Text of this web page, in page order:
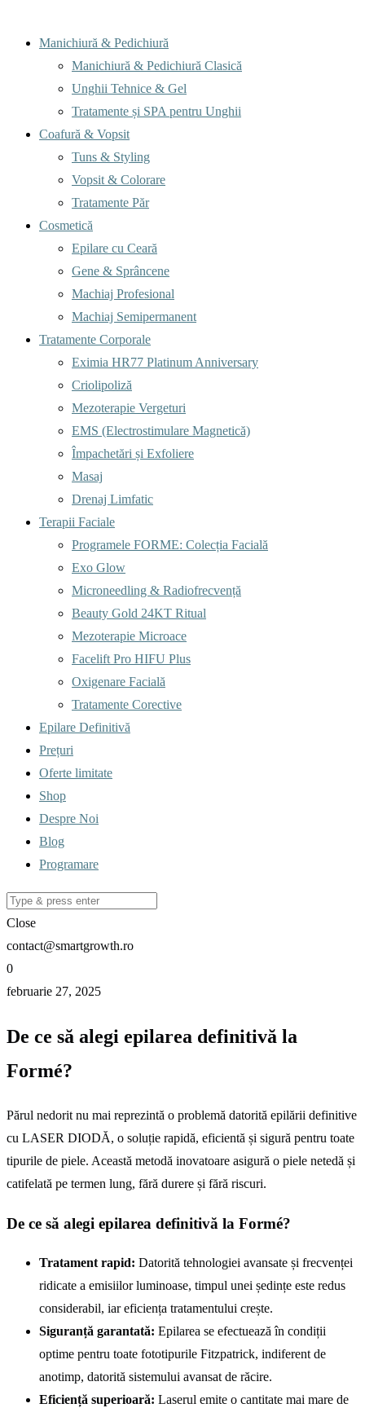
Menu
Manichiură & Pedichiură
Manichiură & Pedichiură Clasică
Unghii Tehnice & Gel
Tratamente și SPA pentru Unghii
Coafură & Vopsit
Tuns & Styling
Vopsit & Colorare
Tratamente Păr
Cosmetică
Epilare cu Ceară
Gene & Sprâncene
Machiaj Profesional
Machiaj Semipermanent
Tratamente Corporale
Eximia HR77 Platinum Anniversary
Criolipoliză
Mezoterapie Vergeturi
EMS (Electrostimulare Magnetică)
Împachetări și Exfoliere
Masaj
Drenaj Limfatic
Terapii Faciale
Programele FORME: Colecția Facială
Exo Glow
Microneedling & Radiofrecvență
Beauty Gold 24KT Ritual
Mezoterapie Microace
Facelift Pro HIFU Plus
Oxigenare Facială
Tratamente Corective
Epilare Definitivă
Prețuri
Oferte limitate
Shop
Despre Noi
Blog
Programare
Close
contact@smartgrowth.ro
0
februarie 27, 2025
De ce să alegi epilarea definitivă la
Formé?
Părul nedorit nu mai reprezintă o problemă datorită epilării definitive
cu LASER DIODĂ, o soluție rapidă, eficientă și sigură pentru toate
tipurile de piele. Această metodă inovatoare asigură o piele netedă și
catifelată pe termen lung, fără durere și fără riscuri.
De ce să alegi epilarea definitivă la Formé?
Tratament rapid: Datorită tehnologiei avansate și frecvenței
ridicate a emisiilor luminoase, timpul unei ședințe este redus
considerabil, iar eficiența tratamentului crește.
Siguranță garantată: Epilarea se efectuează în condiții
optime pentru toate fototipurile Fitzpatrick, indiferent de
anotimp, datorită sistemului avansat de răcire.
Eficiență superioară: Laserul emite o cantitate mai mare de